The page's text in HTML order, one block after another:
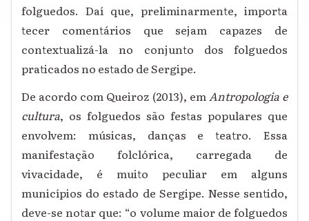
folguedos. Daí que, preliminarmente, importa
tecer comentários que sejam capazes de
contextualizá-la no conjunto dos folguedos
praticados no estado de Sergipe.
De acordo com Queiroz (2013), em Antropologia e
cultura, os folguedos são festas populares que
envolvem: músicas, danças e teatro. Essa
manifestação folclórica, carregada de
vivacidade, é muito peculiar em alguns
municípios do estado de Sergipe. Nesse sentido,
deve-se notar que: “o volume maior de folguedos